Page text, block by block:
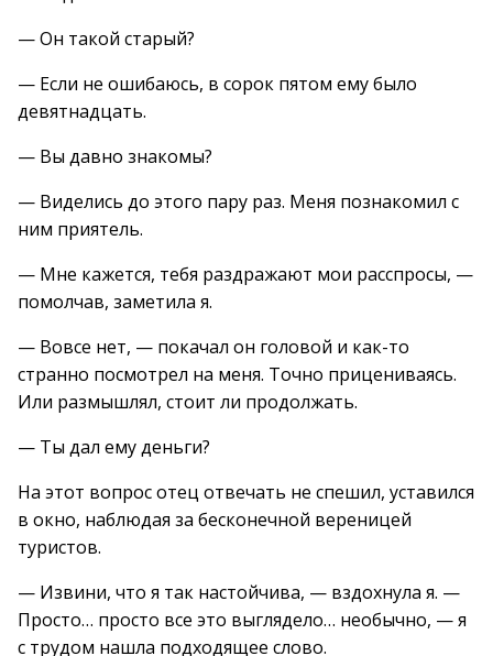
— Он такой старый?
— Если не ошибаюсь, в сорок пятом ему было
девятнадцать.
— Вы давно знакомы?
— Виделись до этого пару раз. Меня познакомил с
ним приятель.
— Мне кажется, тебя раздражают мои расспросы, —
помолчав, заметила я.
— Вовсе нет, — покачал он головой и как-то
странно посмотрел на меня. Точно прицениваясь.
Или размышлял, стоит ли продолжать.
— Ты дал ему деньги?
На этот вопрос отец отвечать не спешил, уставился
в окно, наблюдая за бесконечной вереницей
туристов.
— Извини, что я так настойчива, — вздохнула я. —
Просто… просто все это выглядело… необычно, — я
с трудом нашла подходящее слово.